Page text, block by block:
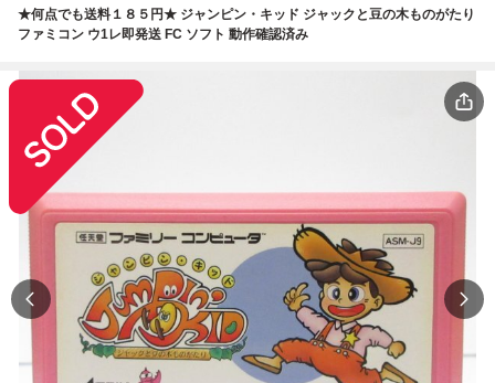
★何点でも送料１８５円★ ジャンピン・キッド ジャックと豆の木ものがたり
ファミコン ウ1レ即発送 FC ソフト 動作確認済み